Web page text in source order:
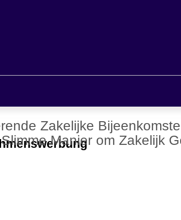
Zakelijke
Manier om Zakelijk